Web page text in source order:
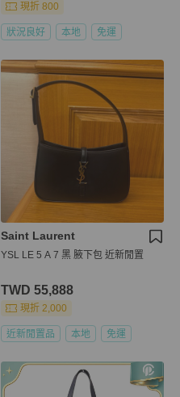
現折 800
狀況良好 本地 免運
Saint Laurent
YSL LE 5 A 7 黑 腋下包 近新閒置
TWD 55,888
現折 2,000
近新閒置品 本地 免運